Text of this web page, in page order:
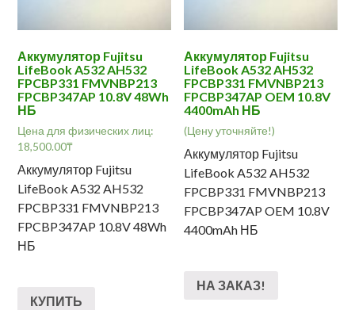
Аккумулятор Fujitsu
LifeBook A532 AH532
FPCBP331 FMVNBP213
FPCBP347AP 10.8V 48Wh
НБ
Цена для физических лиц:
18,500.00₸
Аккумулятор Fujitsu
LifeBook A532 AH532
FPCBP331 FMVNBP213
FPCBP347AP 10.8V 48Wh
НБ
КУПИТЬ
Аккумулятор Fujitsu
LifeBook A532 AH532
FPCBP331 FMVNBP213
FPCBP347AP OEM 10.8V
4400mAh НБ
(Цену уточняйте!)
Аккумулятор Fujitsu
LifeBook A532 AH532
FPCBP331 FMVNBP213
FPCBP347AP OEM 10.8V
4400mAh НБ
НА ЗАКАЗ!